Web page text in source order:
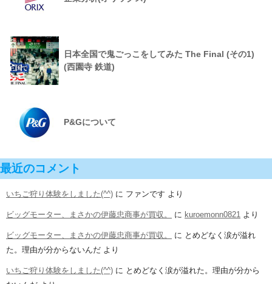
日本全国で鬼ごっこをしてみた The Final (その1)
(西園寺 鉄道)
P&Gについて
最近のコメント
いちご狩り体験をしました(^^) に ファンです より
ビッグモーター、まさかの伊藤忠商事が買収。 に kuroemonn0821 より
ビッグモーター、まさかの伊藤忠商事が買収。 に とめどなく涙が溢れ
た。理由が分からないんだ より
いちご狩り体験をしました(^^) に とめどなく涙が溢れた。理由が分から